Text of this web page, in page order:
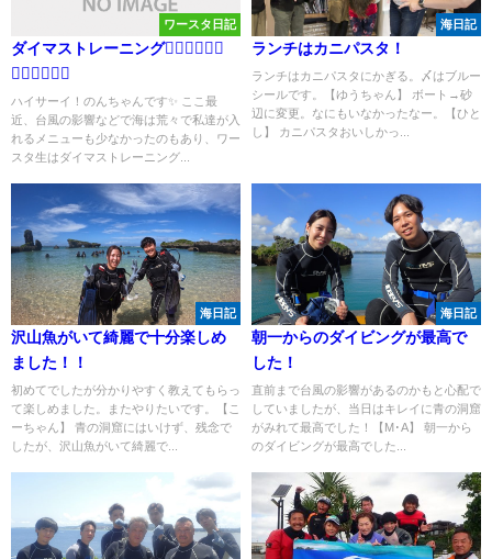
ワースタ日記
ダイマストレーニング🏊🏽‍♀️🏊🏽‍♂️
ハイサーイ！のんちゃんです✨ ここ最
近、台風の影響などで海は荒々で私達が入
れるメニューも少なかったのもあり、ワー
スタ生はダイマストレーニング...
海日記
ランチはカニパスタ！
ランチはカニパスタにかぎる。〆はブルー
シールです。【ゆうちゃん】 ボート→砂
辺に変更。なにもいなかったなー。【ひと
し】 カニパスタおいしかっ...
海日記
沢山魚がいて綺麗で十分楽しめ
ました！！
初めてでしたが分かりやすく教えてもらっ
て楽しめました。またやりたいです。【こ
ーちゃん】 青の洞窟にはいけず、残念で
したが、沢山魚がいて綺麗で...
海日記
朝一からのダイビングが最高で
した！
直前まで台風の影響があるのかもと心配で
していましたが、当日はキレイに青の洞窟
がみれて最高でした！【M･A】 朝一から
のダイビングが最高でした...